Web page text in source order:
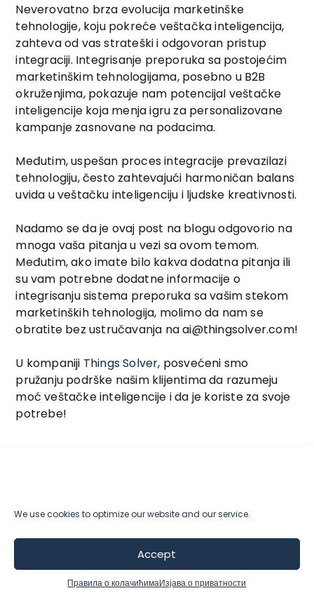
We use cookies to optimize our website and our service.
Accept
Правила о колачићимаИзјава о приватности
Neverovatno brza evolucija marketinške
tehnologije, koju pokreće veštačka inteligencija,
zahteva od vas strateški i odgovoran pristup
integraciji. Integrisanje preporuka sa postojećim
marketinškim tehnologijama, posebno u B2B
okruženjima, pokazuje nam potencijal veštačke
inteligencije koja menja igru za personalizovane
kampanje zasnovane na podacima.
Međutim, uspešan proces integracije prevazilazi
tehnologiju, često zahtevajući harmoničan balans
uvida u veštačku inteligenciju i ljudske kreativnosti.
Nadamo se da je ovaj post na blogu odgovorio na
mnoga vaša pitanja u vezi sa ovom temom.
Međutim, ako imate bilo kakva dodatna pitanja ili
su vam potrebne dodatne informacije o
integrisanju sistema preporuka sa vašim stekom
marketinških tehnologija, molimo da nam se
obratite bez ustručavanja na ai@thingsolver.com!
U kompaniji Things Solver, posvećeni smo
pružanju podrške našim klijentima da razumeju
moć veštačke inteligencije i da je koriste za svoje
potrebe!